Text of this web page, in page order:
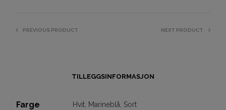
PREVIOUS PRODUCT NEXT PRODUCT
TILLEGGSINFORMASJON
Farge Hvit Marineblå Sort